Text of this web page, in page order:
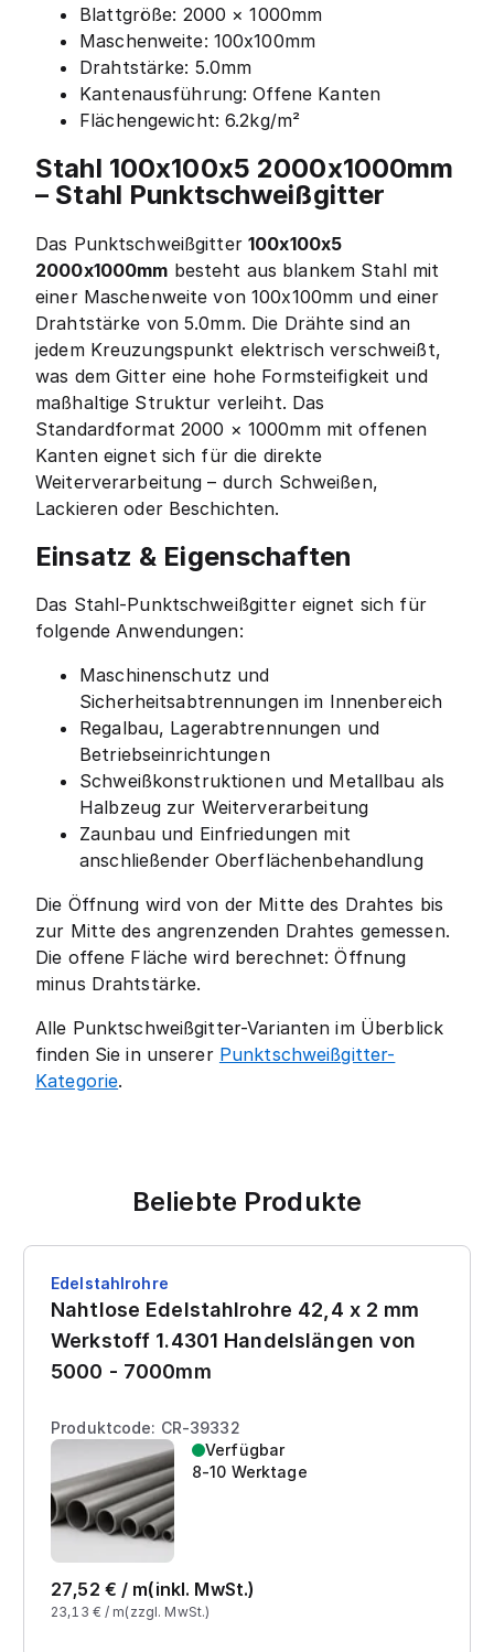
Blattgröße: 2000 × 1000mm
Maschenweite: 100x100mm
Drahtstärke: 5.0mm
Kantenausführung: Offene Kanten
Flächengewicht: 6.2kg/m²
Stahl 100x100x5 2000x1000mm
– Stahl Punktschweißgitter
Das Punktschweißgitter100x100x5
2000x1000mm besteht aus blankem Stahl mit
einer Maschenweite von 100x100mm und einer
Drahtstärke von 5.0mm. Die Drähte sind an
jedem Kreuzungspunkt elektrisch verschweißt,
was dem Gitter eine hohe Formsteifigkeit und
maßhaltige Struktur verleiht. Das
Standardformat 2000 × 1000mm mit offenen
Kanten eignet sich für die direkte
Weiterverarbeitung – durch Schweißen,
Lackieren oder Beschichten.
Einsatz & Eigenschaften
Das Stahl-Punktschweißgitter eignet sich für
folgende Anwendungen:
Maschinenschutz und
Sicherheitsabtrennungen im Innenbereich
Regalbau, Lagerabtrennungen und
Betriebseinrichtungen
Schweißkonstruktionen und Metallbau als
Halbzeug zur Weiterverarbeitung
Zaunbau und Einfriedungen mit
anschließender Oberflächenbehandlung
Die Öffnung wird von der Mitte des Drahtes bis
zur Mitte des angrenzenden Drahtes gemessen.
Die offene Fläche wird berechnet: Öffnung
minus Drahtstärke.
Alle Punktschweißgitter-Varianten im Überblick
finden Sie in unserer Punktschweißgitter-
Kategorie.
Beliebte Produkte
Edelstahlrohre
Nahtlose Edelstahlrohre 42,4 x 2 mm
Werkstoff 1.4301 Handelslängen von
5000 - 7000mm
Produktcode: CR-39332
Verfügbar
8-10 Werktage
27,52 € / m(inkl. MwSt.)
23,13 € / m(zzgl. MwSt.)